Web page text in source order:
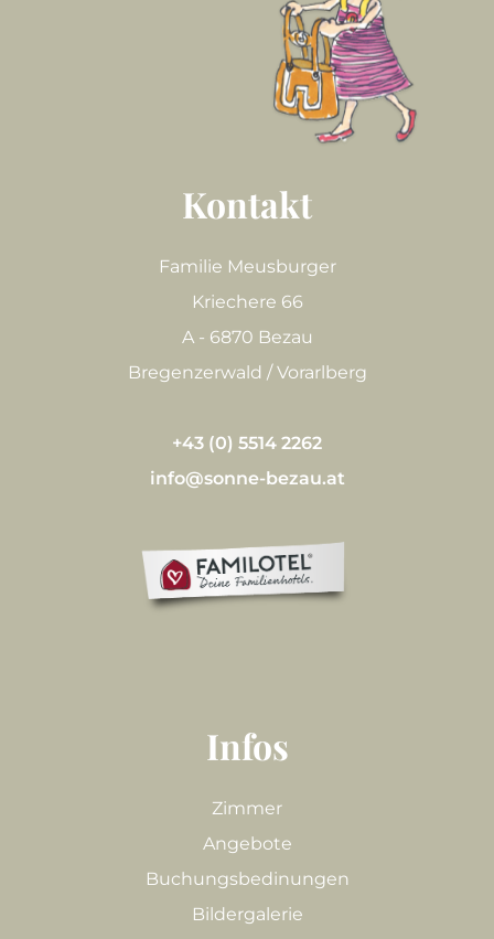
Kontakt
Familie Meusburger
Kriechere 66
A - 6870 Bezau
Bregenzerwald / Vorarlberg
+43 (0) 5514 2262
info@sonne-bezau.at
Infos
Zimmer
Angebote
Buchungsbedinungen
Bildergalerie